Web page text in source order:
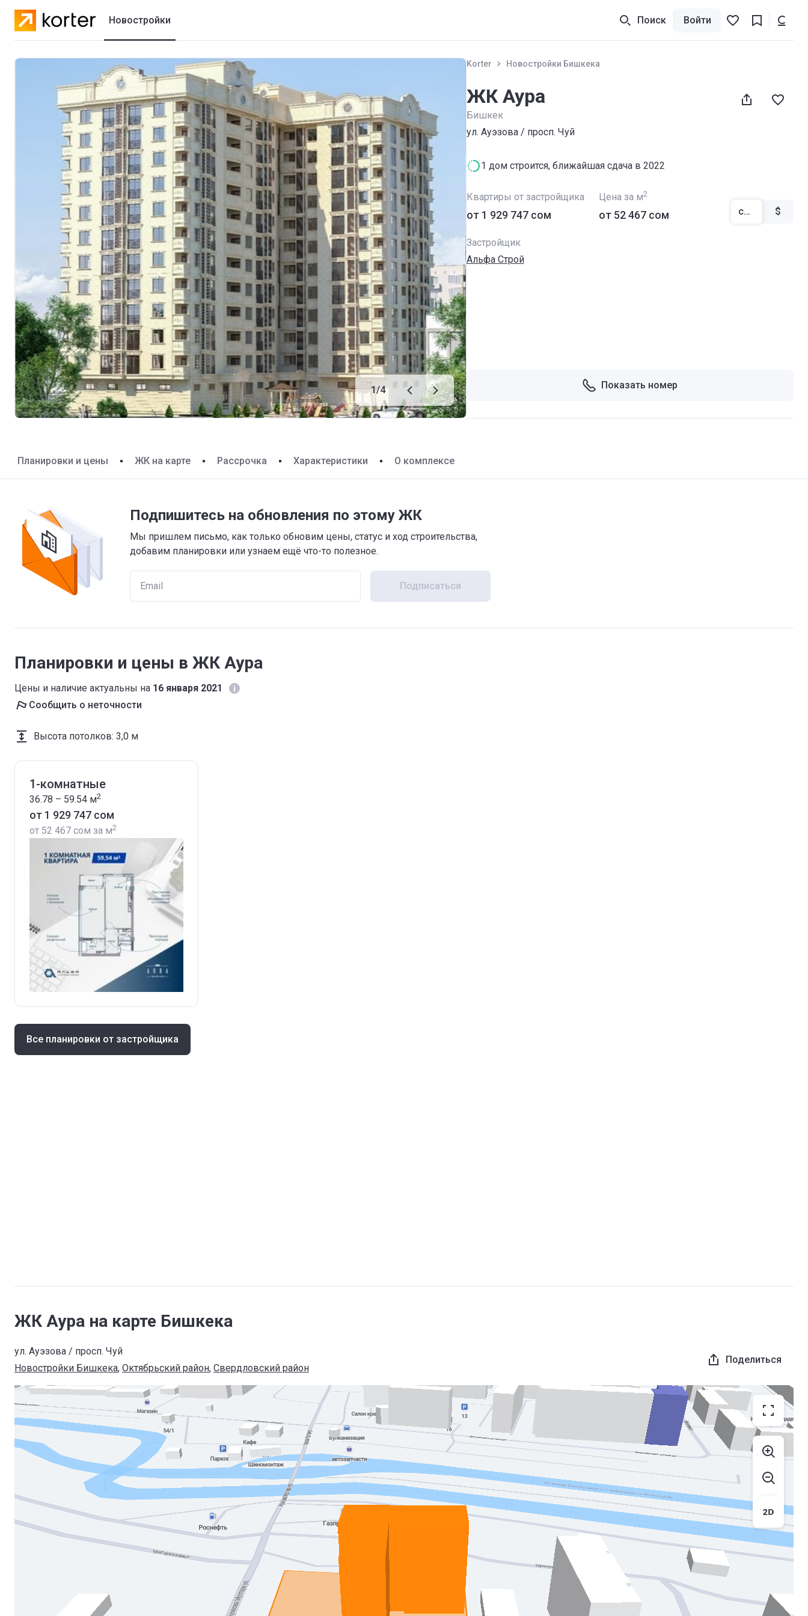
Новостройки
Жилые комплексы
Коттеджные городки
Застройщики
Поиск Войти
1/4
Korter Новостройки Бишкека
ЖК Аура
Бишкек
ул. Ауэзова / просп. Чуй
1 дом строится, ближайшая сдача в 2022
Квартиры от застройщика
от ‍1 929 747 сом
Цена за м2
от ‍52 467 сом сом $
Застройщик
Альфа Строй
Показать номер
Планировки и цены ЖК на карте Рассрочка Характеристики О комплексе
Подпишитесь на обновления по этому ЖК
Мы пришлем письмо, как только обновим цены, статус и ход строительства,
добавим планировки или узнаем ещё что-то полезное.
Подписаться
Планировки и цены в ЖК Аура
Цены и наличие актуальны на 16 января 2021
Сообщить о неточности
Высота потолков: 3,0 м
1-комнатные
36.78 – 59.54 м2
от ‍1 929 747 сом
от ‍52 467 сом за м2
Все планировки от застройщика
ЖК Аура на карте Бишкека
ул. Ауэзова / просп. Чуй
Новостройки Бишкека, Октябрьский район, Свердловский район
Поделиться